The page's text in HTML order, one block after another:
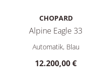
CHOPARD
Alpine Eagle 33
Chopard Alpine Eagle
Automatik, Blau
12.200,00 €